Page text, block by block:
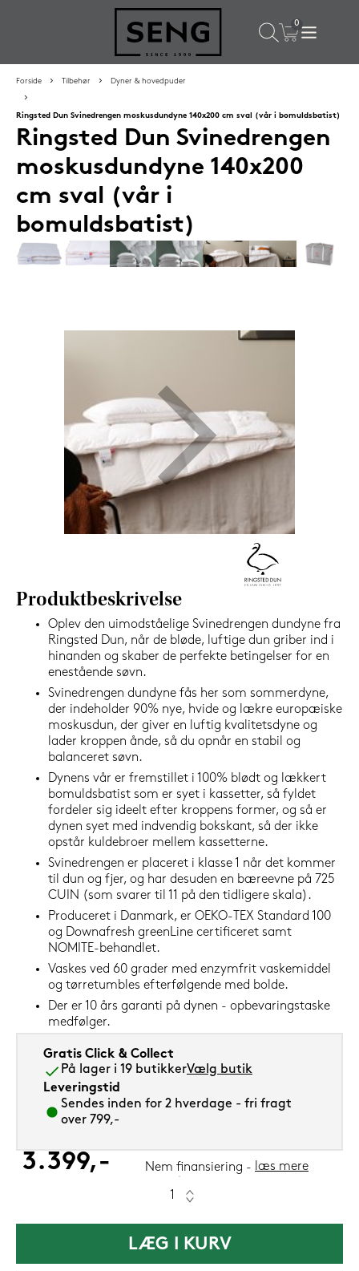
Populære valg til dig
SPAR
Forside Tilbehør Dyner & hovedpuder
Ringsted Dun Svinedrengen moskusdundyne 140x200 cm sval (vår i bomuldsbatist)
Ringsted Dun Svinedrengen
moskusdundyne 140x200
cm sval (vår i
bomuldsbatist)
Produktbeskrivelse
Oplev den uimodståelige Svinedrengen dundyne fra
Ringsted Dun, når de bløde, luftige dun griber ind i
hinanden og skaber de perfekte betingelser for en
enestående søvn.
Svinedrengen dundyne fås her som sommerdyne,
der indeholder 90% nye, hvide og lækre europæiske
moskusdun, der giver en luftig kvalitetsdyne og
lader kroppen ånde, så du opnår en stabil og
balanceret søvn.
Dynens vår er fremstillet i 100% blødt og lækkert
bomuldsbatist som er syet i kassetter, så fyldet
fordeler sig ideelt efter kroppens former, og så er
dynen syet med indvendig bokskant, så der ikke
opstår kuldebroer mellem kassetterne.
Svinedrengen er placeret i klasse 1 når det kommer
til dun og fjer, og har desuden en bæreevne på 725
CUIN (som svarer til 11 på den tidligere skala).
Produceret i Danmark, er OEKO-TEX Standard 100
og Downafresh greenLine certificeret samt
NOMITE-behandlet.
Vaskes ved 60 grader med enzymfrit vaskemiddel
og tørretumbles efterfølgende med bolde.
Der er 10 års garanti på dynen - opbevaringstaske
medfølger.
Gratis Click & Collect
På lager i 19 butikkerVælg butik
Leveringstid
Sendes inden for 2 hverdage - fri fragt
over 799,-
3.399,- Nem finansiering læs mere
LÆG I KURV